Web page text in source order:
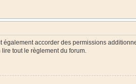
également accorder des permissions
tout le règlement du forum.